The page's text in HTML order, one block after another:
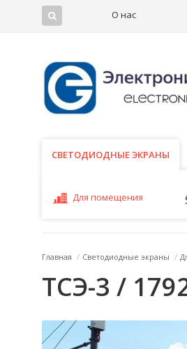
О нас
СВЕТОДИОДНЫЕ ЭКРАНЫ
СВЕТОДИОДНЫЕ ЭКРАНЫ
Для помещения
Главная / Светодиодные экраны /
ТСЭ-3 /